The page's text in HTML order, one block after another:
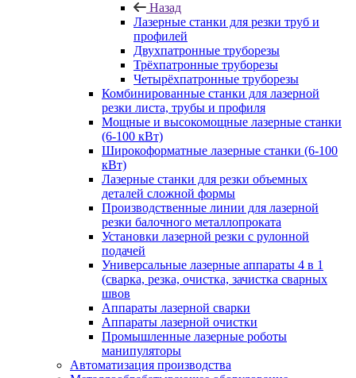
Назад
Лазерные станки для резки труб и
профилей
Двухпатронные труборезы
Трёхпатронные труборезы
Четырёхпатронные труборезы
Комбинированные станки для лазерной
резки листа, трубы и профиля
Мощные и высокомощные лазерные станки
(6-100 кВт)
Широкоформатные лазерные станки (6-100
кВт)
Лазерные станки для резки объемных
деталей сложной формы
Производственные линии для лазерной
резки балочного металлопроката
Установки лазерной резки с рулонной
подачей
Универсальные лазерные аппараты 4 в 1
(сварка, резка, очистка, зачистка сварных
швов
Аппараты лазерной сварки
Аппараты лазерной очистки
Промышленные лазерные роботы
манипуляторы
Автоматизация производства